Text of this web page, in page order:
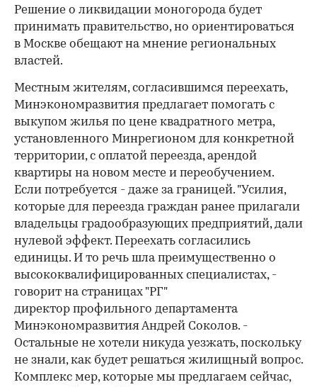
Решение о ликвидации моногорода будет
принимать правительство, но ориентироваться
в Москве обещают на мнение региональных
властей.
Местным жителям, согласившимся переехать,
Минэкономразвития предлагает помогать с
выкупом жилья по цене квадратного метра,
установленного Минрегионом для конкретной
территории, с оплатой переезда, арендой
квартиры на новом месте и переобучением.
Если потребуется - даже за границей. "Усилия,
которые для переезда граждан ранее прилагали
владельцы градообразующих предприятий, дали
нулевой эффект. Переехать согласились
единицы. И то речь шла преимущественно о
высококвалифицированных специалистах, -
говорит на страницах "РГ"
директор профильного департамента
Минэкономразвития Андрей Соколов. -
Остальные не хотели никуда уезжать, поскольку
не знали, как будет решаться жилищный вопрос.
Комплекс мер, которые мы предлагаем сейчас,